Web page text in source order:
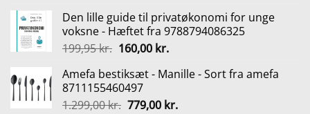
pris
var:
850,00 kr..
pris
er:
637,50 kr..
Den lille guide til privatøkonomi for unge
voksne - Hæftet fra 9788794086325
199,95kr. Den
pris
var:
199,95 kr..
160,00 kr.Den
pris
160,00 kr..
Amefa bestiksæt - Manille - Sort fra amefa
8711155460497
1.299,00kr. Den
779,00 kr.Den